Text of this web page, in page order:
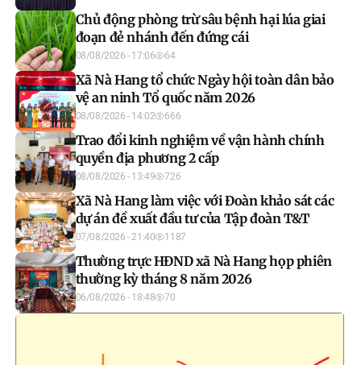
Chủ động phòng trừ sâu bệnh hại lúa giai
đoạn đẻ nhánh đến đứng cái
08/08/2026 - 17:06 64
Xã Nà Hang tổ chức Ngày hội toàn dân bảo
vệ an ninh Tổ quốc năm 2026
08/08/2026 - 14:02 666
Trao đổi kinh nghiệm về vận hành chính
quyền địa phương 2 cấp
08/08/2026 - 13:49 726
Xã Nà Hang làm việc với Đoàn khảo sát các
dự án đề xuất đầu tư của Tập đoàn T&T
07/08/2026 - 21:40 1187
Thường trực HĐND xã Nà Hang họp phiên
thường kỳ tháng 8 năm 2026
06/08/2026 - 18:48 70